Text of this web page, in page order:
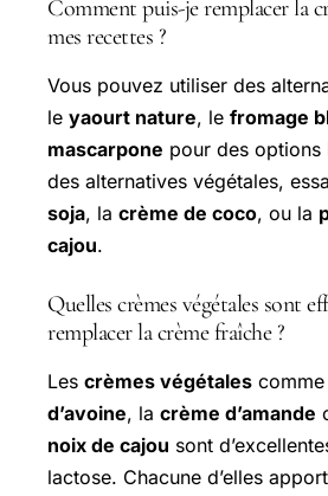
Comment puis-je remplacer la
mes recettes ?
Vous pouvez utiliser des
le yaourt nature, le fromage
mascarpone pour des options
des alternatives végétales,
soja, la crème de coco, ou la
cajou.
Quelles crèmes végétales sont
remplacer la crème fraîche ?
Les crèmes végétales comme
d’avoine, la crème d’amande
noix de cajou sont
lactose. Chacune d’elles